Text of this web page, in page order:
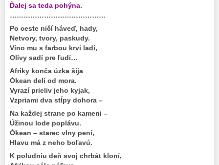
Ďalej sa teda pohýna.
……………………………………
Po ceste ničí háveď, hady,
Netvory, tvory, paskudy.
Víno mu s farbou krvi ladí,
Olivy sadí pre ľudí…
Afriky konča úzka šija
Ókean delí od mora.
Vyrazí prieliv jeho kyjak,
Vzpriami dva stĺpy dohora –
Na každej strane po kameni –
Úžinou lode poplávu.
Ókean – starec vlny pení,
Hlavu má z neho boľavú.
K poludniu deň svoj chrbát kloní,